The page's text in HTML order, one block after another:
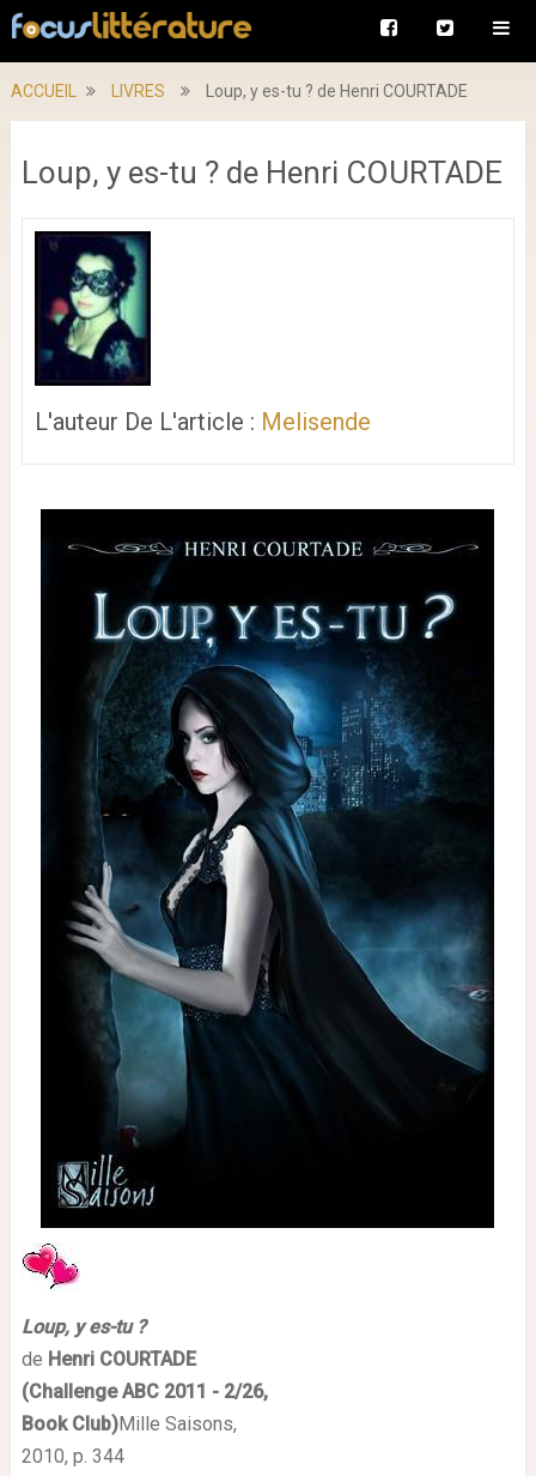
ACCUEIL LIVRES Loup, y es-tu ? de Henri COURTADE
Loup, y es-tu ? de Henri COURTADE
L'auteur De L'article : Melisende
Loup, y es-tu ?
de Henri COURTADE
(Challenge ABC 2011 - 2/26,
Book Club)Mille Saisons,
2010, p. 344